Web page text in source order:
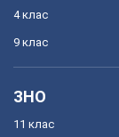
4 клас
9 клас
ЗНО
11 клас